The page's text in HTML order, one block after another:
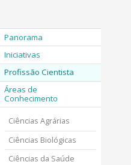
Panorama
Iniciativas
Profissão Cientista
Áreas de
Conhecimento
Ciências Agrárias
Ciências Biológicas
Ciências da Saúde